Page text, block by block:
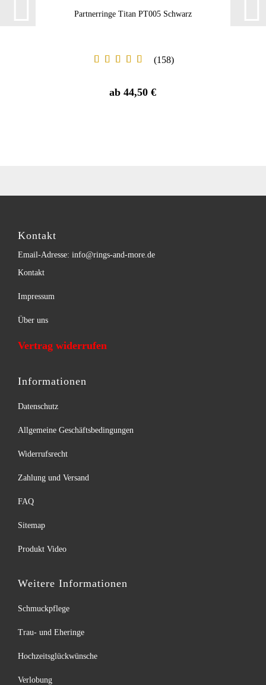
Partnerringe Titan PT005 Schwarz
158
ab 44,50 €
Kontakt
Email-Adresse: info@rings-and-more.de
Kontakt
Impressum
Über uns
Vertrag widerrufen
Informationen
Datenschutz
Allgemeine Geschäftsbedingungen
Widerrufsrecht
Zahlung und Versand
FAQ
Sitemap
Produkt Video
Weitere Informationen
Schmuckpflege
Trau- und Eheringe
Hochzeitsglückwünsche
Verlobung